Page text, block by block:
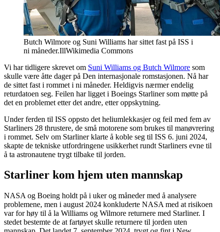
Butch Wilmore og Suni Williams har sittet fast på ISS i
ni måneder.IllWikimedia Commons
Vi har tidligere skrevet om Suni Williams og Butch Wilmore som
skulle være åtte dager på Den internasjonale romstasjonen. Nå har
de sittet fast i rommet i ni måneder. Heldigvis nærmer endelig
returdatoen seg. Feilen har ligget i Boeings Starliner som møtte på
det en problemet etter det andre, etter oppskytning.
Under ferden til ISS oppsto det heliumlekkasjer og feil med fem av
Starliners 28 thrustere, de små motorene som brukes til manøvrering
i rommet. Selv om Starliner klarte å koble seg til ISS 6. juni 2024,
skapte de tekniske utfordringene usikkerhet rundt Starliners evne til
å ta astronautene trygt tilbake til jorden.
Starliner kom hjem uten mannskap
NASA og Boeing holdt på i uker og måneder med å analysere
problemene, men i august 2024 konkluderte NASA med at risikoen
var for høy til å la Williams og Wilmore returnere med Starliner. I
stedet bestemte de at fartøyet skulle returnere til jorden uten